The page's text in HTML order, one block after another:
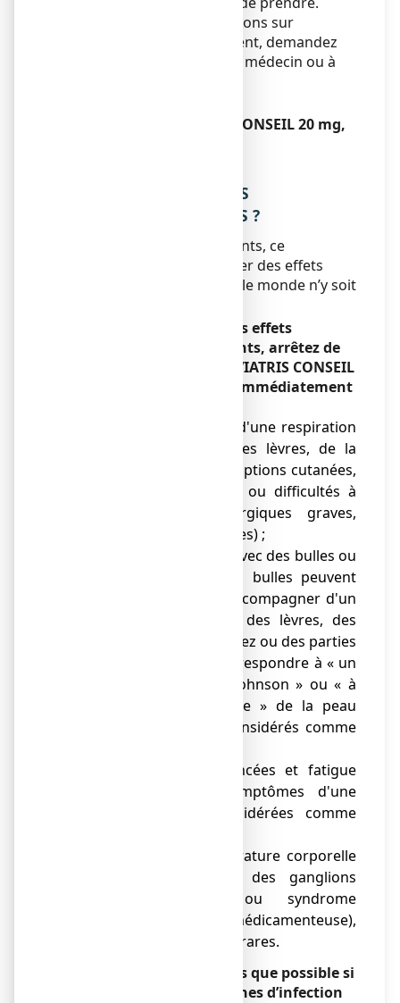
Si vous avez d’autres questions sur
l’utilisation de ce médicament, demandez
plus d’informations à votre médecin ou à
ESOMEPRAZOLE VIATRIS CONSEIL 20 mg,
4. QUELS SONT LES EFFETS
INDESIRABLES EVENTUELS ?
Comme tous les médicaments, ce
médicament peut provoquer des effets
indésirables, bien que tout le monde n’y soit
Si vous remarquez l'un des effets
indésirables graves suivants, arrêtez de
prendre ESOMEPRAZOLE VIATRIS CONSEIL
et contactez un médecin immédiatement
● apparition soudaine d'une respiration
sifflante, gonflement des lèvres, de la
langue, de la gorge, éruptions cutanées,
perte de connaissance ou difficultés à
avaler (réactions allergiques graves,
considérées comme rares) ;
● rougeurs de la peau avec des bulles ou
une desquamation. Les bulles peuvent
être importantes et s'accompagner d'un
saignement au niveau des lèvres, des
yeux, de la bouche, du nez ou des parties
génitales. Ceci peut correspondre à « un
syndrome de Stevens-Johnson » ou « à
une destruction toxique » de la peau
(syndrome de Lyell), considérés comme
● jaunisse, urines foncées et fatigue
peuvent être des symptômes d'une
maladie du foie, considérées comme
● Rash étendu, température corporelle
élevée et gonflement des ganglions
(syndrome DRESS ou syndrome
d’hypersensibilité médicamenteuse),
considérés comme très rares.
Parlez à votre médecin dès que possible si
vous ressentez un des signes d’infection